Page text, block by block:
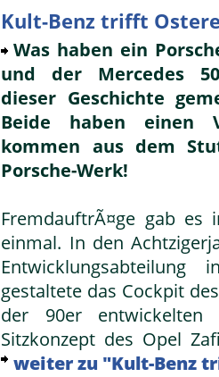
Kult-Benz trifft
Was haben ein
und der Mercedes
dieser Geschichte
Beide haben einen
kommen aus dem
Porsche-Werk!
FremdauftrÃ¤ge gab es
einmal. In den
gestaltete das Cockpit
der 90er entwickelten
Sitzkonzept des Opel
weiter zu "Kult-Benz